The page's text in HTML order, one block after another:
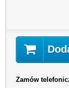
Zamów